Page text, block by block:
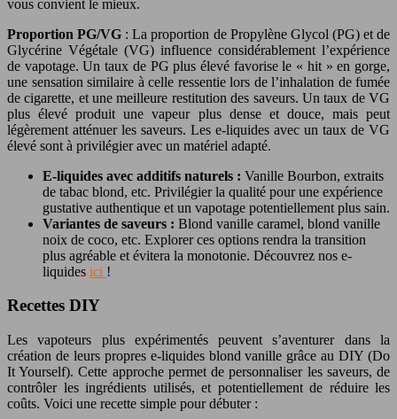
vous convient le mieux.
Proportion PG/VG : La proportion de Propylène Glycol (PG) et de
Glycérine Végétale (VG) influence considérablement l’expérience
de vapotage. Un taux de PG plus élevé favorise le « hit » en gorge,
une sensation similaire à celle ressentie lors de l’inhalation de fumée
de cigarette, et une meilleure restitution des saveurs. Un taux de VG
plus élevé produit une vapeur plus dense et douce, mais peut
légèrement atténuer les saveurs. Les e-liquides avec un taux de VG
élevé sont à privilégier avec un matériel adapté.
E-liquides avec additifs naturels : Vanille Bourbon, extraits
de tabac blond, etc. Privilégier la qualité pour une expérience
gustative authentique et un vapotage potentiellement plus sain.
Variantes de saveurs : Blond vanille caramel, blond vanille
noix de coco, etc. Explorer ces options rendra la transition
plus agréable et évitera la monotonie. Découvrez nos e-
liquides ici !
Recettes DIY
Les vapoteurs plus expérimentés peuvent s’aventurer dans la
création de leurs propres e-liquides blond vanille grâce au DIY (Do
It Yourself). Cette approche permet de personnaliser les saveurs, de
contrôler les ingrédients utilisés, et potentiellement de réduire les
coûts. Voici une recette simple pour débuter :